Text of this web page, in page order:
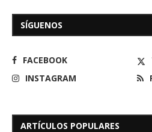
SÍGUENOS
FACEBOOK
INSTAGRAM
ARTÍCULOS POPULARES